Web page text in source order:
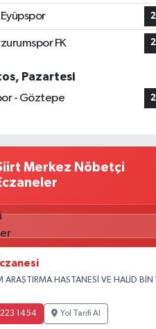
FK
Pazartesi
- Göztepe
Merkez Nöbetçi
ARAŞTIRMA HASTANESİ VE HALİD BİN
14 54 Yol Tarifi Al